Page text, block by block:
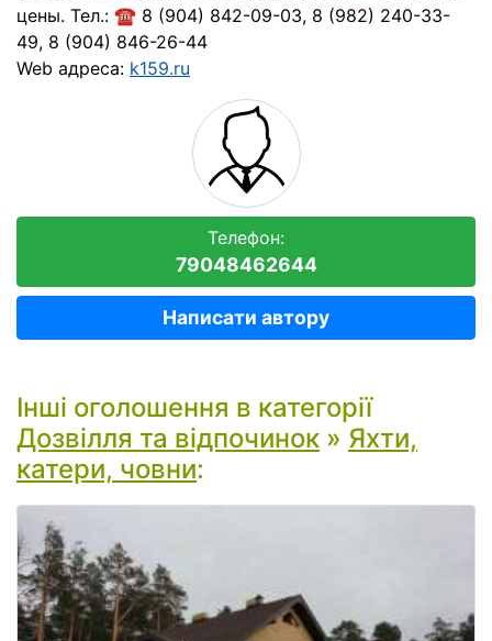
цены. Тел.: ☎ 8 (904) 842-09-03, 8 (982) 240-33-
49, 8 (904) 846-26-44
Web адреса: k159.ru
Телефон:
79048462644
Написати автору
Інші оголошення в категорії
Дозвілля та відпочинок » Яхти,
катери, човни: